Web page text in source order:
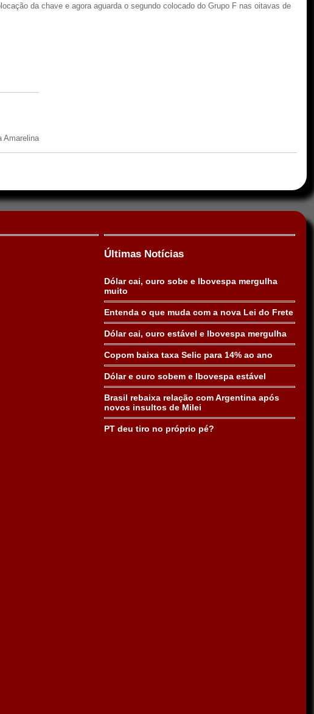
da chave e agora aguarda o segundo colocado do Grupo F nas oitavas de
Amarelina
Últimas Notícias
Dólar cai, ouro sobe e Ibovespa mergulha
muito
Entenda o que muda com a nova Lei do Frete
Dólar cai, ouro estável e Ibovespa mergulha
Copom baixa taxa Selic para 14% ao ano
Dólar e ouro sobem e Ibovespa estável
Brasil rebaixa relação com Argentina após
novos insultos de Milei
PT deu tiro no próprio pé?